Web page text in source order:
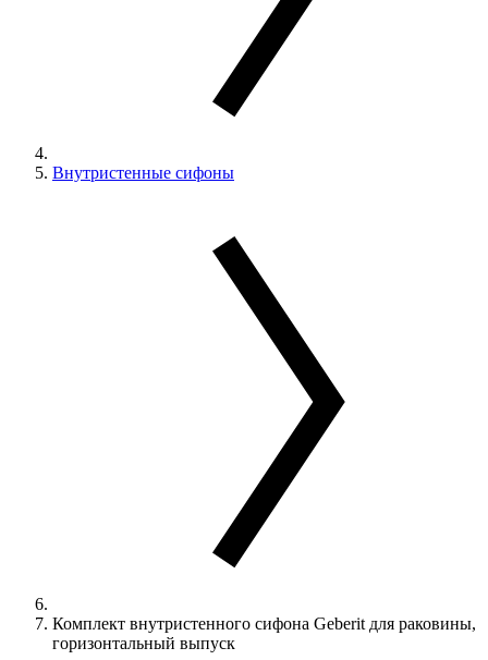
Внутристенные сифоны
Комплект внутристенного сифона Geberit для раковины,
горизонтальный выпуск